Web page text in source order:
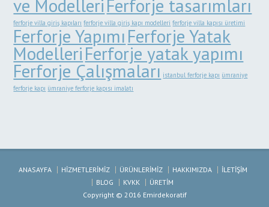
ve ModelleriFerforje tasarımları
ferforje villa giriş kapıları ferforje villa giriş kapı modelleri ferforje villa kapısı üretimi
Ferforje YapımıFerforje Yatak
ModelleriFerforje yatak yapımı
Ferforje Çalışmaları istanbul ferforje kapı ümraniye
ferforje kapı ümraniye ferforje kapısı imalatı
ANASAYFA HİZMETLERİMİZ ÜRÜNLERİMİZ HAKKIMIZDA
İLETİŞİM
BLOG
KVKK
ÜRETİM
Copyright © 2016 Emirdekoratif